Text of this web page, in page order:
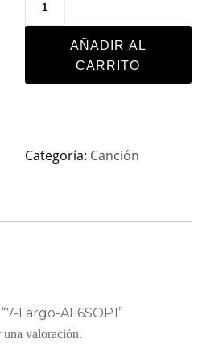
AÑADIR AL
CARRITO
Categoría: Canción
Largo-AF6SOP1”
una valoración.